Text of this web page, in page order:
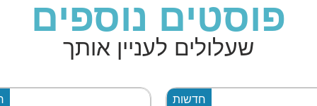
פוסטים נוספים
שעלולים לעניין אותך
חדשות